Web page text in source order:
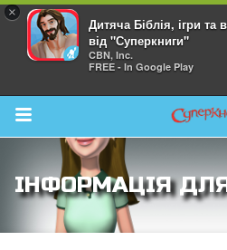
×
Дитяча Біблія, ігри та
від "Суперкниги"
CBN, Inc.
FREE - In Google Play
Return
ІНФОРМАЦІЯ